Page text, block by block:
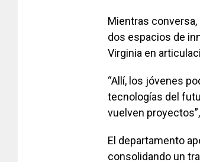
Mientras
dos espacios de
Virginia en
“Allí, los jóvenes
tecnologías del
vuelven
El departamento
consolidando un